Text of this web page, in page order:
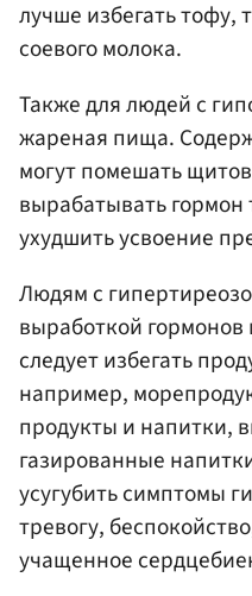
лучше избегать тофу,
соевого молока.
Также для людей с
жареная пища.
могут помешать
вырабатывать гормон
ухудшить усвоение
Людям с
выработкой
следует избегать
например,
продукты и напитки,
газированные
усугубить симптомы
тревогу,
учащенное